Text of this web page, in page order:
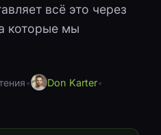
всё это через
которые мы
• Don Karter•